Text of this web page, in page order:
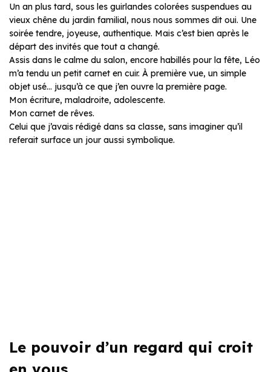
Un an plus tard, sous les guirlandes colorées suspendues au
vieux chêne du jardin familial, nous nous sommes dit oui. Une
soirée tendre, joyeuse, authentique. Mais c’est bien après le
départ des invités que tout a changé.
Assis dans le calme du salon, encore habillés pour la fête, Léo
m’a tendu un petit carnet en cuir. À première vue, un simple
objet usé… jusqu’à ce que j’en ouvre la première page.
Mon écriture, maladroite, adolescente.
Mon carnet de rêves.
Celui que j’avais rédigé dans sa classe, sans imaginer qu’il
referait surface un jour aussi symbolique.
Le pouvoir d’un regard qui croit